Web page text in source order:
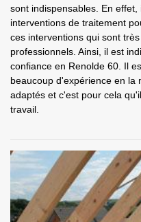
sont indispensables. En
interventions de traitement
ces interventions qui sont
professionnels. Ainsi, il est
confiance en Renolde 60. Il
beaucoup d'expérience en la
adaptés et c'est pour cela
travail.